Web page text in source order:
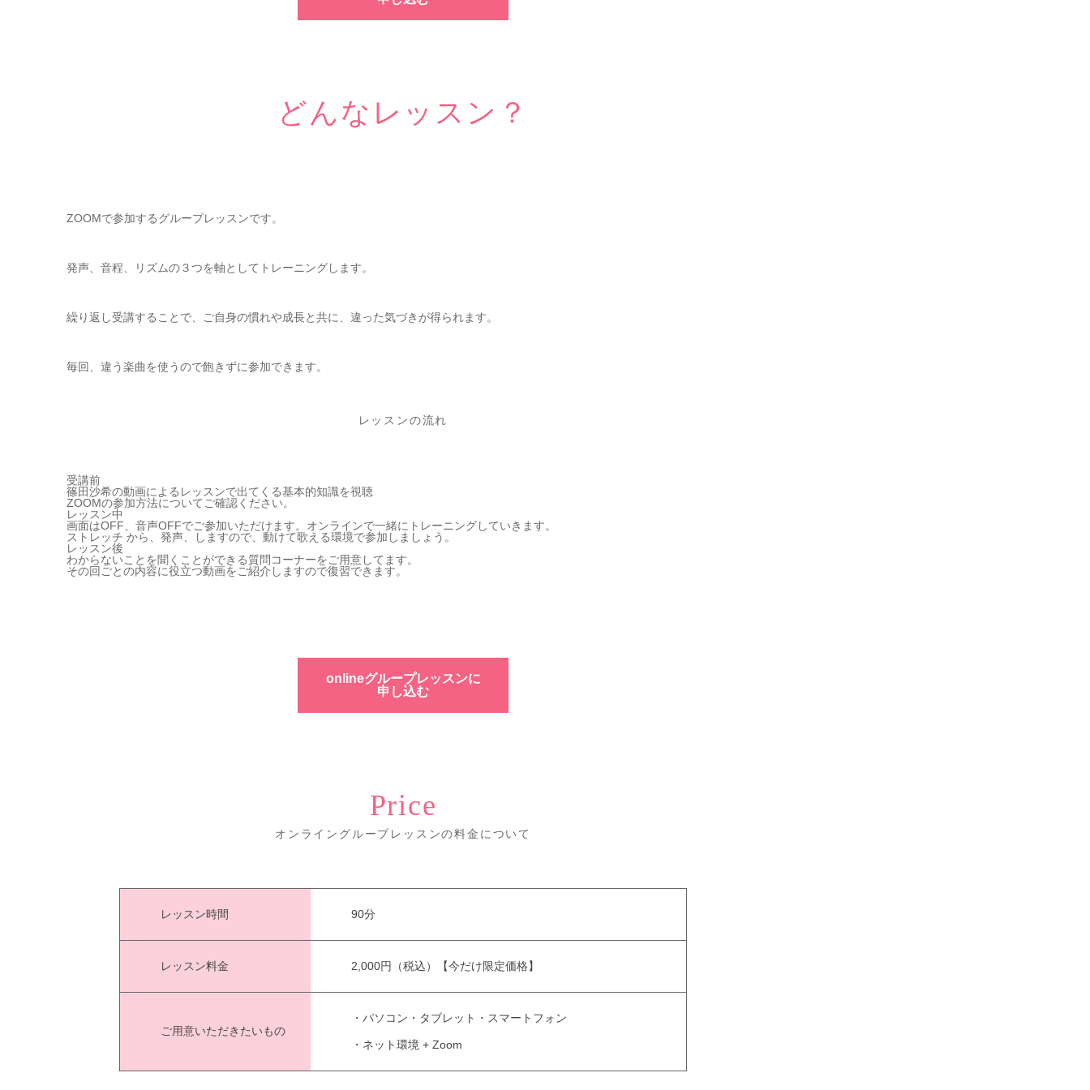
どんなレッスン？
ZOOMで参加するグループレッスンです。
発声、音程、リズムの３つを軸としてトレーニングします。
繰り返し受講することで、ご自身の慣れや成長と共に、違った気づきが得られます。
毎回、違う楽曲を使うので飽きずに参加できます。
レッスンの流れ
受講前
篠田沙希の動画によるレッスンで出てくる基本的知識を視聴
ZOOMの参加方法についてご確認ください。
レッスン中
画面はOFF、音声OFFでご参加いただけます。オンラインで一緒にトレーニングしていきます。
ストレッチ から、発声、しますので、動けて歌える環境で参加しましょう。
レッスン後
わからないことを聞くことができる質問コーナーをご用意してます。
その回ごとの内容に役立つ動画をご紹介しますので復習できます。
onlineグループレッスンに
申し込む
Price
オンライングループレッスンの料金について
レッスン時間 90分
レッスン料金 2,000円（税込）【今だけ限定価格】
ご用意いただきたいもの
・パソコン・タブレット・スマートフォン
・ネット環境 + Zoom